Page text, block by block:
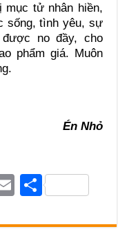
mục tử nhân hiền,
sống, tình yêu, sự
no đầy, cho
phẩm giá. Muôn
Én Nhỏ
E
ail
S
ar